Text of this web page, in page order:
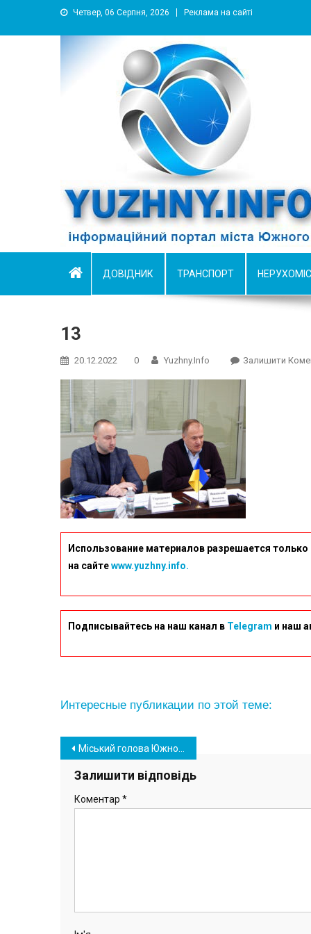
Четвер, 06 Серпня, 2026 Реклама на сайті
YUZHNY.INFO
информационный портал города Южный
ДОВІДНИК ТРАНСПОРТ
13
20.12.2022 0 Yuzhny.info Залишити
Использование материалов разрешается
на сайтеwww.yuzhny.info.
Подписывайтесь на наш канал в Telegram и наш
Интересные публикации по этой теме:
Навігація
записів
Міський голова Южного прокоментував ситуацію щодо водо- та електропостачання
Залишити відповідь
Коментар *